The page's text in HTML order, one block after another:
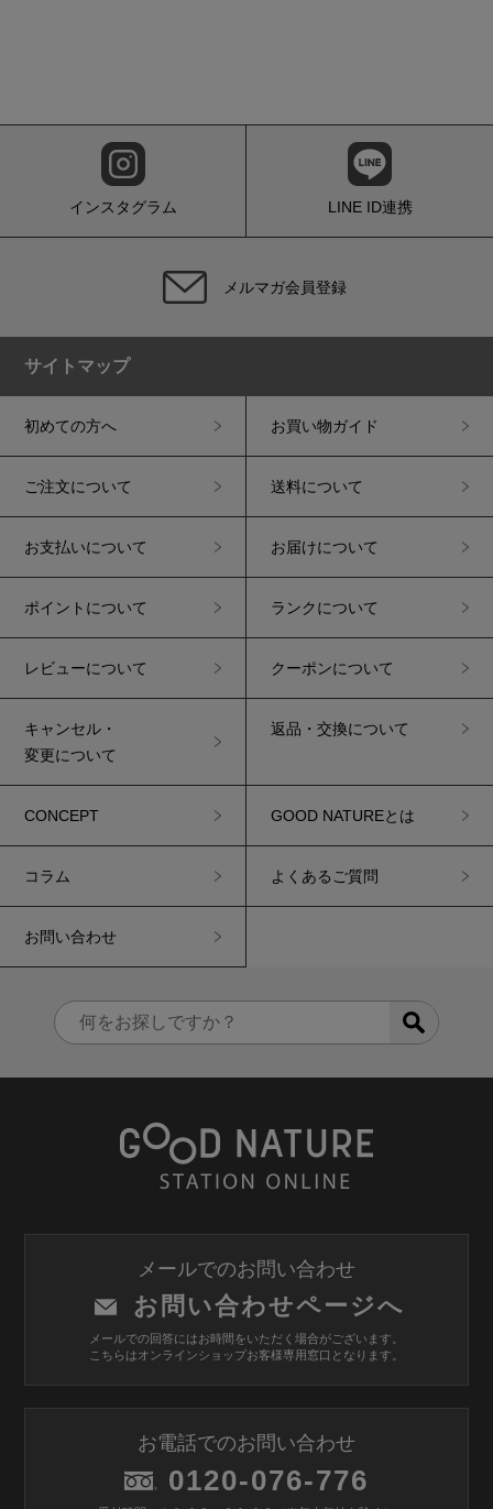
インスタグラム LINE ID連携
メルマガ会員登録
サイトマップ
初めての方へ お買い物ガイド
ご注文について 送料について
お支払いについて お届けについて
ポイントについて ランクについて
レビューについて クーポンについて
キャンセル・
変更について
返品・交換について
CONCEPT GOOD NATUREとは
コラム よくあるご質問
お問い合わせ
メールでのお問い合わせ
お問い合わせページへ
メールでの回答にはお時間をいただく場合がございます。
こちらはオンラインショップお客様専用窓口となります。
お電話でのお問い合わせ
0120-076-776